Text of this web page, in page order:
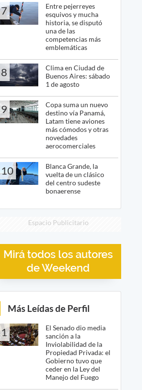
7
Entre pejerreyes
esquivos y mucha
historia, se disputó
una de las
competencias más
emblemáticas
8
Clima en Ciudad de
Buenos Aires: sábado
1 de agosto
9
Copa suma un nuevo
destino vía Panamá,
Latam tiene aviones
más cómodos y otras
novedades
aerocomerciales
10
Blanca Grande, la
vuelta de un clásico
del centro sudeste
bonaerense
Espacio Publicitario
Mirá todos los autores
de Weekend
Más Leídas de Perfil
1
El Senado dio media
sanción a la
Inviolabilidad de la
Propiedad Privada: el
Gobierno tuvo que
ceder en la Ley del
Manejo del Fuego